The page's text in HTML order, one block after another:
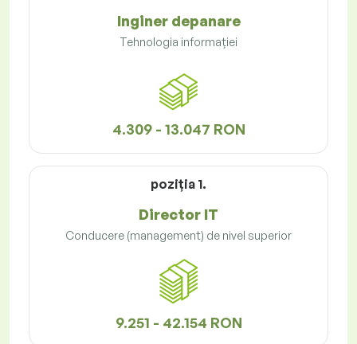
Inginer depanare
Tehnologia informației
4.309 - 13.047 RON
poziţia 1.
Director IT
Conducere (management) de nivel superior
9.251 - 42.154 RON